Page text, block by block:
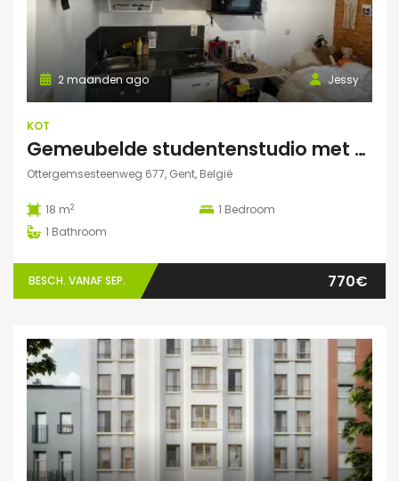
Jessy
2 maanden ago
KOT
Gemeubelde studentenstudio met privéparking op toplocatie nabij UZ Gent en UGent
Ottergemsesteenweg 677, Gent, België
18 m2 1 Bedroom
1 Bathroom
BESCH. VANAF SEP. 770€